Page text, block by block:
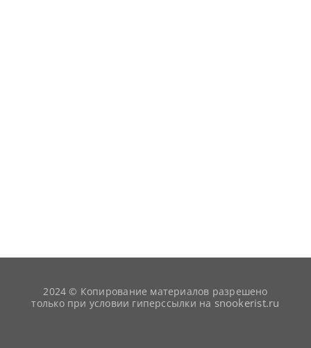
2024 © Копирование материалов разрешено
только при условии гиперссылки на snookerist.ru